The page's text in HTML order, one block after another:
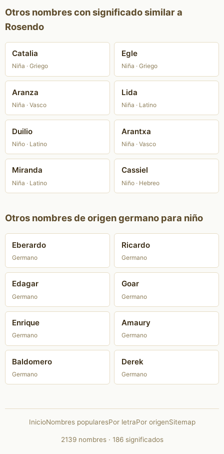
Otros nombres con significado similar a
Rosendo
Catalia
Niña · Griego
Egle
Niña · Griego
Aranza
Niña · Vasco
Lida
Niña · Latino
Duilio
Niño · Latino
Arantxa
Niña · Vasco
Miranda
Niña · Latino
Cassiel
Niño · Hebreo
Otros nombres de origen germano para niño
Eberardo
Germano
Ricardo
Germano
Edagar
Germano
Goar
Germano
Enrique
Germano
Amaury
Germano
Baldomero
Germano
Derek
Germano
InicioNombres popularesPor letraPor origenSitemap
2139 nombres · 186 significados